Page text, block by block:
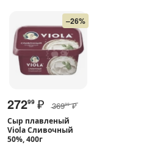
–26%
27299 ₽ 36999 ₽
Сыр плавленый
Viola Сливочный
50%, 400г